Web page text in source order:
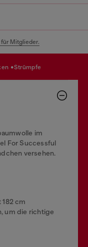
für Mitglieder.
strümpfe
im
For Successful
versehen.
cm
um die richtige